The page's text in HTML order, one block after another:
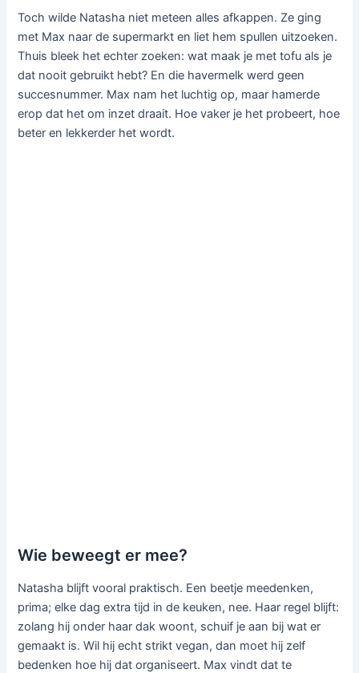
Toch wilde Natasha niet meteen alles afkappen. Ze ging
met Max naar de supermarkt en liet hem spullen uitzoeken.
Thuis bleek het echter zoeken: wat maak je met tofu als je
dat nooit gebruikt hebt? En die havermelk werd geen
succesnummer. Max nam het luchtig op, maar hamerde
erop dat het om inzet draait. Hoe vaker je het probeert, hoe
beter en lekkerder het wordt.
Wie beweegt er mee?
Natasha blijft vooral praktisch. Een beetje meedenken,
prima; elke dag extra tijd in de keuken, nee. Haar regel blijft:
zolang hij onder haar dak woont, schuif je aan bij wat er
gemaakt is. Wil hij echt strikt vegan, dan moet hij zelf
bedenken hoe hij dat organiseert. Max vindt dat te